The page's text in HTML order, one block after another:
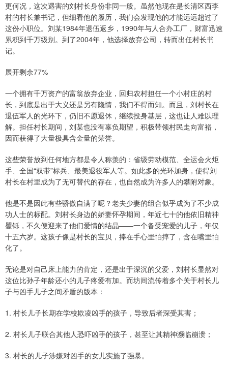
更何况，这次遇害的刘村长身份非同一般。虽然他现在是长清区西李
村的村长兼书记，但细看他的履历，我们会发现他的才能远远超过了
这份小职位。刘某1984年退伍返乡，1990年与人合办工厂，财富迅速
累积到千万级别。到了2004年，他选择放弃公司，转而出任村长书
记。
展开剩余77%
一个拥有千万资产的富翁放弃企业，回归农村担任一个小村庄的村
长，到底是出于大义还是另有隐情，我们不得而知。而且，刘村长在
退伍军人的光环下，仍旧不愿退休，继续投身基层，这也让人难以理
解。担任村长期间，刘某也没有辜负期望，积极带领村民走向富裕，
因而获得了大量极具含金量的荣誉。
这些荣誉放到任何地方都是令人称羡的：省级劳动模范、全运会火炬
手、全国“双带”标兵、最美退役军人等。如此多的光环加身，使得刘
村长在村里成为了无可替代的存在，也自然成为许多人的攀附对象。
他是不是因此有些骄傲自满了呢？老夫少妻的组合似乎成为了不少成
功人士的标配。刘村长身边的娇妻怀孕期间，年近七十的他依旧精神
矍铄，不久便迎来了他们爱情的结晶——一个备受宠爱的儿子，年仅
十五六岁。这孩子像是村长的宝贝，捧在手心里怕摔了，含在嘴里怕
化了。
无论是对自己床上能力的肯定，还是出于深沉的父爱，刘村长显然对
这位比孙子年龄还小的儿子疼爱有加。而坊间流传着多个关于村长儿
子与凶手儿子之间矛盾的版本：
1. 村长儿子长期在学校欺凌凶手的孩子，导致后者深受其害；
2. 村长儿子联合其他人恐吓凶手的孩子，甚至让其精神濒临崩溃；
3. 村长的儿子涉嫌对凶手的女儿实施了强暴。